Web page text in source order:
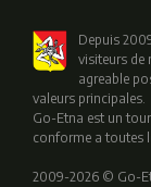
Depuis
visiteurs de
agreable
valeurs principales.
Go-Etna est un tour
conforme a toutes
2009-2026 © Go-